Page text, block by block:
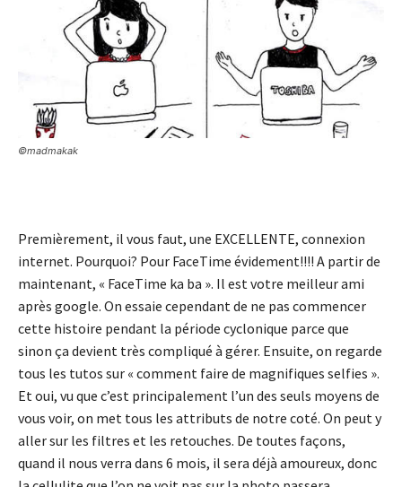
©madmakak
Premièrement, il vous faut, une EXCELLENTE, connexion
internet. Pourquoi? Pour FaceTime évidement!!!! A partir de
maintenant, « FaceTime ka ba ». Il est votre meilleur ami
après google. On essaie cependant de ne pas commencer
cette histoire pendant la période cyclonique parce que
sinon ça devient très compliqué à gérer. Ensuite, on regarde
tous les tutos sur « comment faire de magnifiques selfies ».
Et oui, vu que c’est principalement l’un des seuls moyens de
vous voir, on met tous les attributs de notre coté. On peut y
aller sur les filtres et les retouches. De toutes façons,
quand il nous verra dans 6 mois, il sera déjà amoureux, donc